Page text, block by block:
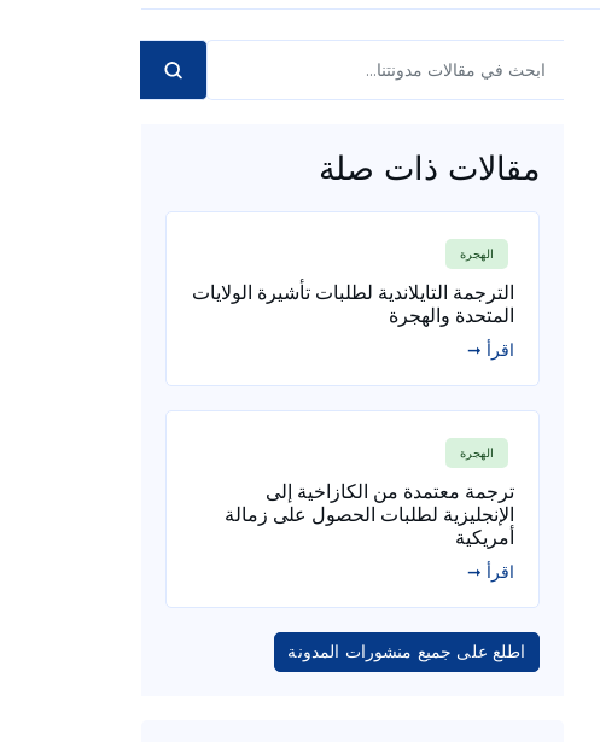
مقالات ذات صلة
الهجرة
الترجمة التايلاندية لطلبات تأشيرة الولايات
المتحدة والهجرة
اقرأ ➞
الهجرة
ترجمة معتمدة من الكازاخية إلى
الإنجليزية لطلبات الحصول على زمالة
أمريكية
اقرأ ➞
اطلع على جميع منشورات المدونة